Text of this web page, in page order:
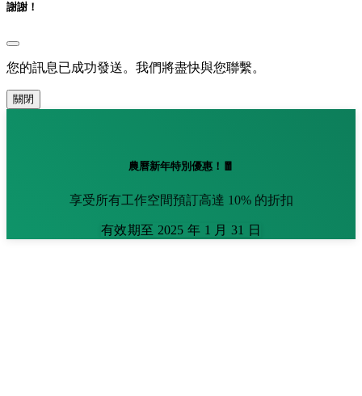
謝謝！
您的訊息已成功發送。我們將盡快與您聯繫。
關閉
農曆新年特別優惠！🧧
享受所有工作空間預訂高達 10% 的折扣
有效期至 2025 年 1 月 31 日